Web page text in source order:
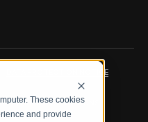
These cookies
and provide
DATA PROTECTION NOTICE
TERMS & CONDITIONS